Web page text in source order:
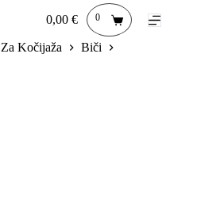
Shopping
cart
0,00 € 0
Za Kočijaža
Biči